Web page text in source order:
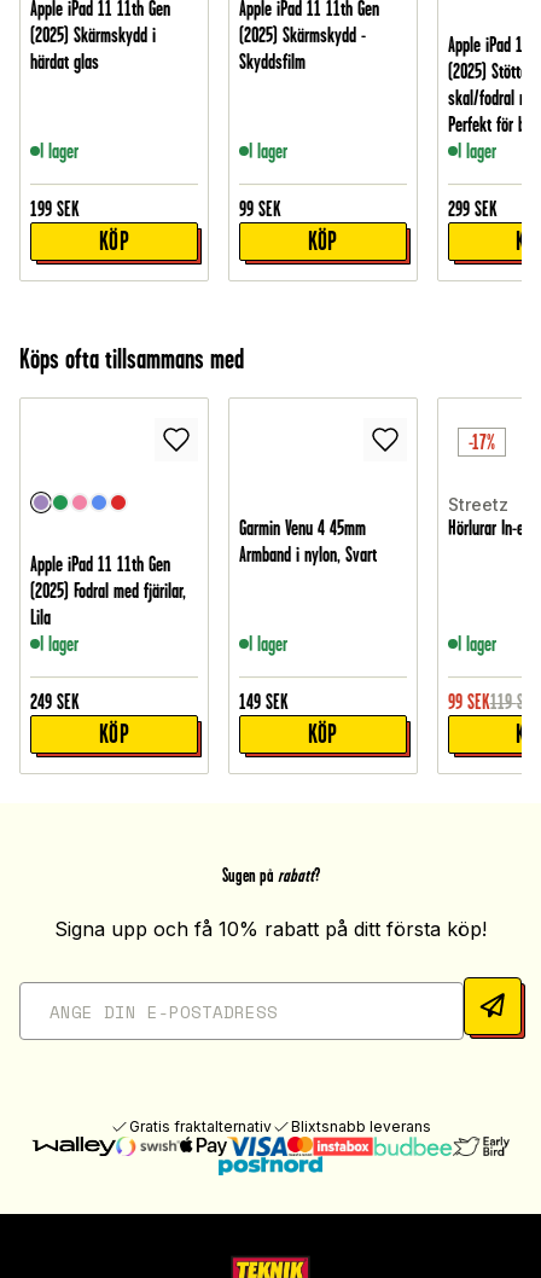
Apple iPad 11 11th Gen
(2025) Skärmskydd i
härdat glas
I lager
199 SEK
KÖP
Apple iPad 11 11th Gen
(2025) Skärmskydd -
Skyddsfilm
I lager
99 SEK
KÖP
Apple iPad 11
(2025)
skal/fodral
Perfekt för
I lager
299 SEK
Köps ofta tillsammans med
Apple iPad 11 11th Gen
(2025) Fodral med fjärilar,
Lila
I lager
249 SEK
KÖP
Garmin Venu 4 45mm
Armband i nylon, Svart
I lager
149 SEK
KÖP
-17%
Streetz
Hörlurar In-ear
I lager
99 SEK119 SEK
Sugen på rabatt?
Signa upp och få 10% rabatt på ditt första köp!
Gratis fraktalternativ Blixtsnabb leverans